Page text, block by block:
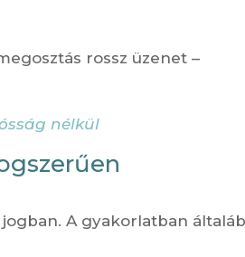
rossz üzenet –
nélkül
A gyakorlatban